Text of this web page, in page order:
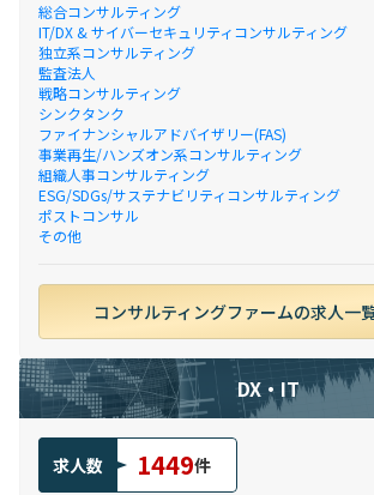
総合コンサルティング
IT/DX & サイバーセキュリティコンサルティング
独立系コンサルティング
監査法人
戦略コンサルティング
シンクタンク
ファイナンシャルアドバイザリー(FAS)
事業再生/ハンズオン系コンサルティング
組織人事コンサルティング
ESG/SDGs/サステナビリティコンサルティング
ポストコンサル
その他
コンサルティングファームの求人一
DX・IT
求人数 1449件